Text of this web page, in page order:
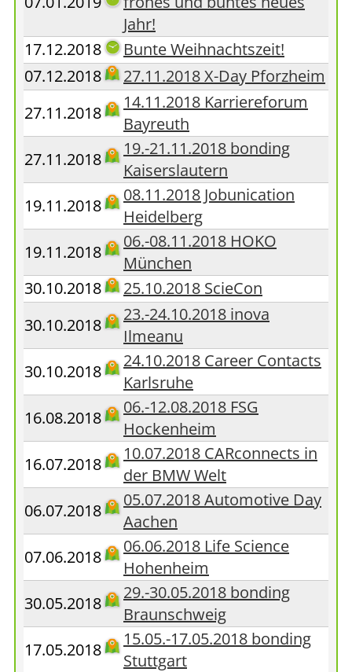
Jahr!
17.12.2018
Bunte Weihnachtszeit!
07.12.2018
27.11.2018 X-Day Pforzheim
27.11.2018
14.11.2018 Karriereforum
Bayreuth
27.11.2018
19.-21.11.2018 bonding
Kaiserslautern
19.11.2018
08.11.2018 Jobunication
Heidelberg
19.11.2018
06.-08.11.2018 HOKO
München
30.10.2018
25.10.2018 ScieCon
30.10.2018
23.-24.10.2018 inova
Ilmeanu
30.10.2018
24.10.2018 Career Contacts
Karlsruhe
16.08.2018
06.-12.08.2018 FSG
Hockenheim
16.07.2018
10.07.2018 CARconnects in
der BMW Welt
06.07.2018
05.07.2018 Automotive Day
Aachen
07.06.2018
06.06.2018 Life Science
Hohenheim
30.05.2018
29.-30.05.2018 bonding
Braunschweig
17.05.2018
15.05.-17.05.2018 bonding
Stuttgart